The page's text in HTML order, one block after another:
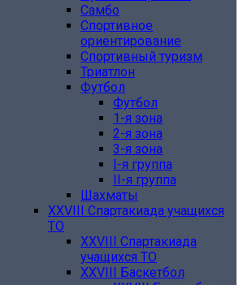
Самбо
Спортивное
ориентирование
Спортивный туризм
Триатлон
Футбол
Футбол
1-я зона
2-я зона
3-я зона
I-я группа
II-я группа
Шахматы
XXVIII Спартакиада учащихся
ТО
XXVIII Спартакиада
учащихся ТО
XXVIII Баскетбол